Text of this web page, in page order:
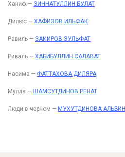
Ханиф — ЗИННАТУЛЛИН БУЛАТ
Дилюс — ХАФИЗОВ ИЛЬФАК
Равиль — ЗАКИРОВ ЗУЛЬФАТ
Риваль — ХАБИБУЛЛИН САЛАВАТ
Насима — ФАТТАХОВА ДИЛЯРА
Мулла — ШАМСУТДИНОВ РЕНАТ
Люди в черном — МУХУТДИНОВА